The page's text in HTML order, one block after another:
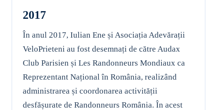
2017
În anul 2017, Iulian Ene și Asociația Adevărații
VeloPrieteni au fost desemnați de către Audax
Club Parisien și Les Randonneurs Mondiaux ca
Reprezentant Național în România, realizând
administrarea și coordonarea activității
desfășurate de Randonneurs România. În acest